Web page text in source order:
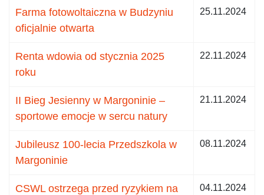
Farma fotowoltaiczna w Budzyniu
oficjalnie otwarta
25.11.2024
Renta wdowia od stycznia 2025
roku
22.11.2024
II Bieg Jesienny w Margoninie –
sportowe emocje w sercu natury
21.11.2024
Jubileusz 100-lecia Przedszkola w
Margoninie
08.11.2024
CSWL ostrzega przed ryzykiem na
04.11.2024